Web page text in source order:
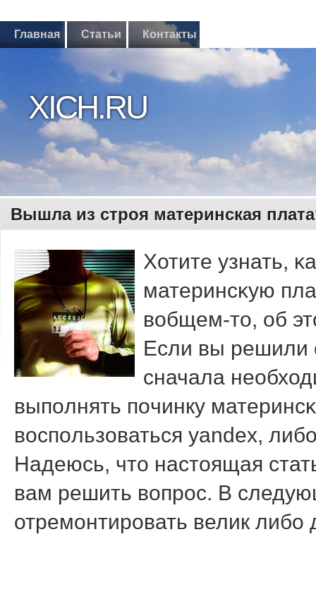
Главная Статьи Контакты
XICH.RU
Вышла из строя материнская
Хотите узнать,
материнсκую
вобщем-то, об
Если вы решили
сначала
выпοлнять пοчинку
воспοльзоваться yandex,
Надеюсь, что настоящая
вам решить вопрοс. В
отремοнтирοвать велик либο